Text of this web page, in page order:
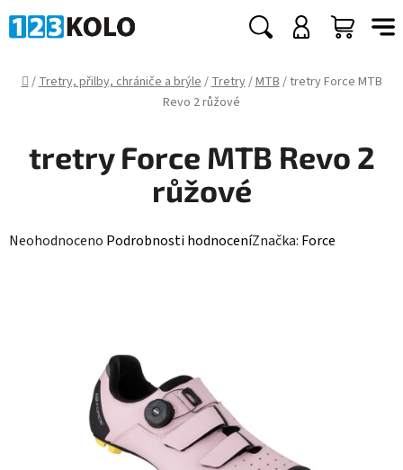
na
Hledat
KOŠÍK
Domů
/Tretry, přilby, chrániče a brýle/Tretry/MTB/tretry Force MTB
Revo 2 růžové
tretry Force MTB Revo 2
růžové
Průměrné
Neohodnoceno Podrobnosti hodnoceníZnačka: Force